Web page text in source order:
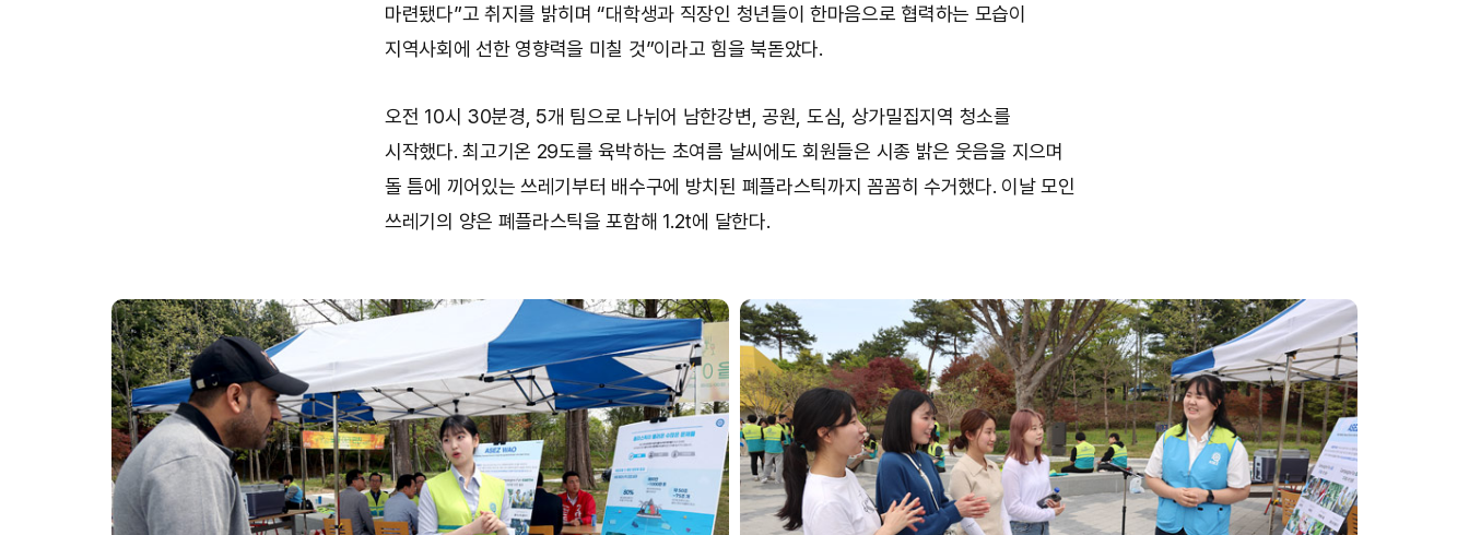
마련됐다”고 취지를 밝히며 “대학생과 직장인 청년들이 한마음으로 협력하는 모습이
지역사회에 선한 영향력을 미칠 것”이라고 힘을 북돋았다.
오전 10시 30분경, 5개 팀으로 나뉘어 남한강변, 공원, 도심, 상가밀집지역 청소를
시작했다. 최고기온 29도를 육박하는 초여름 날씨에도 회원들은 시종 밝은 웃음을 지으며
돌 틈에 끼어있는 쓰레기부터 배수구에 방치된 폐플라스틱까지 꼼꼼히 수거했다. 이날 모인
쓰레기의 양은 폐플라스틱을 포함해 1.2t에 달한다.